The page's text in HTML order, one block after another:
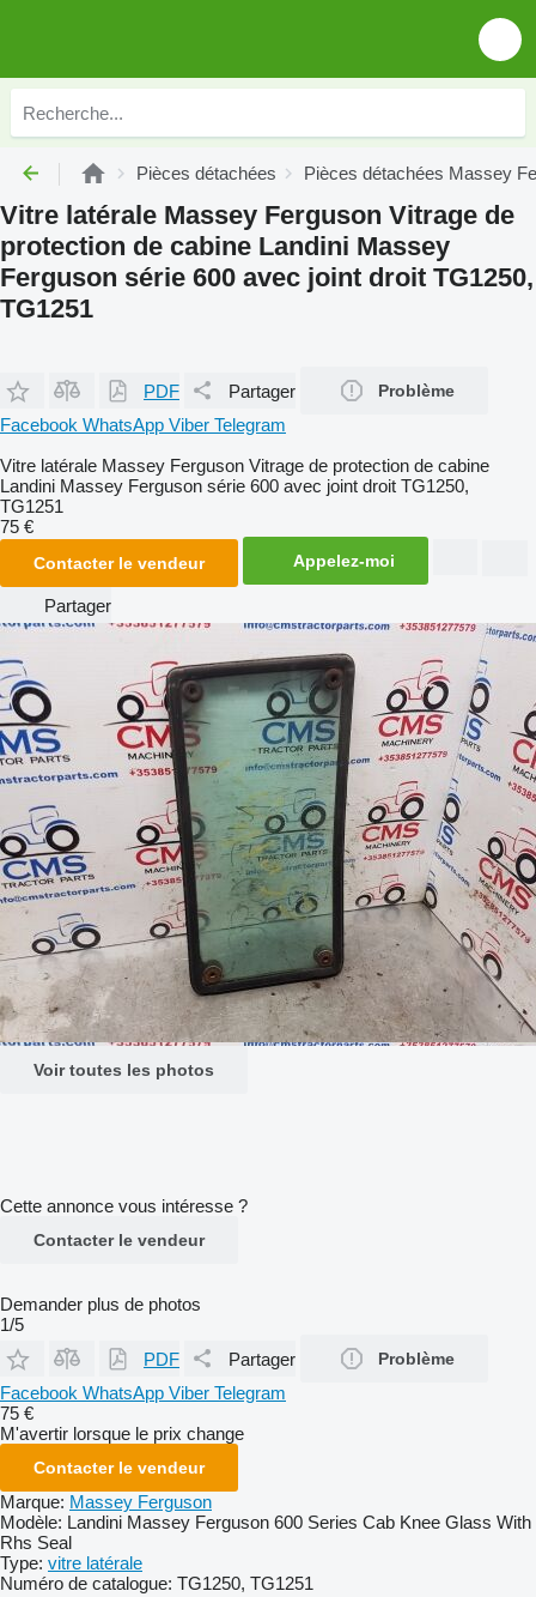
Pièces détachées Pièces détachées Massey
Vitre latérale Massey Ferguson Vitrage de
protection de cabine Landini Massey
Ferguson série 600 avec joint droit TG1250,
TG1251
PDF Partager Problème
Facebook WhatsApp Viber Telegram
Vitre latérale Massey Ferguson Vitrage de protection de cabine
Landini Massey Ferguson série 600 avec joint droit TG1250,
TG1251
75 €
Contacter le vendeur Appelez-moi
Partager
Voir toutes les photos
Cette annonce vous intéresse ?
Contacter le vendeur
Demander plus de photos
1/5
PDF
Partager Problème
Facebook WhatsApp Viber Telegram
75 €
M'avertir lorsque le prix change
Contacter le vendeur
Marque: Massey Ferguson
Modèle: Landini Massey Ferguson 600 Series Cab Knee Glass With
Rhs Seal
Type: vitre latérale
Numéro de catalogue: TG1250, TG1251